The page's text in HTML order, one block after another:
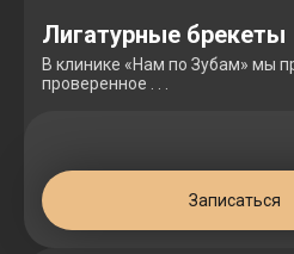
Лигатурные брекеты
В клинике «Нам по Зубам» мы
проверенное . . .
Записаться